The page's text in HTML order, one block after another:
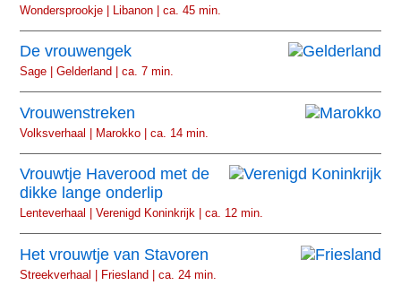
Wondersprookje | Libanon | ca. 45 min.
De vrouwengek
Sage | Gelderland | ca. 7 min.
Vrouwenstreken
Volksverhaal | Marokko | ca. 14 min.
Vrouwtje Haverood met de
dikke lange onderlip
Lenteverhaal | Verenigd Koninkrijk | ca. 12 min.
Het vrouwtje van Stavoren
Streekverhaal | Friesland | ca. 24 min.